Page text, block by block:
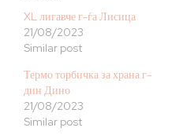
XL лигавче г-ѓа Лисица
21/08/2023
Similar post
Термо торбичка за храна г-
дин Дино
21/08/2023
Similar post